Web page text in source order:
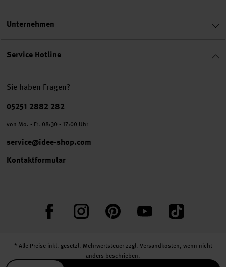
Service Hotline
Sie haben Fragen?
Telefonnummer
05251 2882 282
von Mo. - Fr. 08:30 - 17:00 Uhr
service@idee-shop.com
Kontaktformular
FacebookInstagram PinterestYouTube TikTok
Unternehmen
* Alle Preise inkl. gesetzl. Mehrwertsteuer zzgl. Versandkosten, wenn nicht
anders beschrieben.